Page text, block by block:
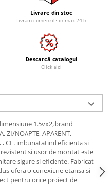
Livrare din stoc
Livram comenzile in max 24 h
Descarcă catalogul
Click aici
1.5vx2, brand
ZI/NOAPTE, APARENT,
, CE, imbunatatind eficienta si
si usor de montat este
sigure si eficiente. Fabricat
ofera o conexiune etansa si
pentru orice proiect de